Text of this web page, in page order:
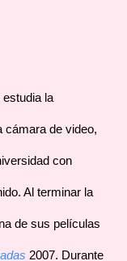
la
cámara de video,
con
Al terminar la
de sus películas
2007. Durante